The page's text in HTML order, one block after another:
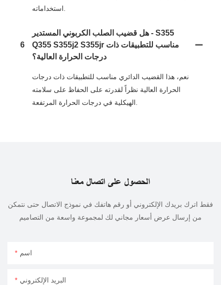
6
هل قضيب الصلب الكربوني المستدير - S355
Q355 S355j2 S355jr مناسب للتطبيقات ذات
درجات الحرارة العالية؟
نعم، هذا القضيب الدائري مناسب للتطبيقات ذات درجات
الحرارة العالية نظراً لقدرته على الحفاظ على سلامته
الحصول على اتصال معنا
فقط اترك بريدك الإلكتروني أو رقم هاتفك في نموذج الاتصال حتى نتمكن
من إرسال عرض أسعار مجاني لك لمجموعة واسعة من التصاميم
اسم
البريد الإلكتروني